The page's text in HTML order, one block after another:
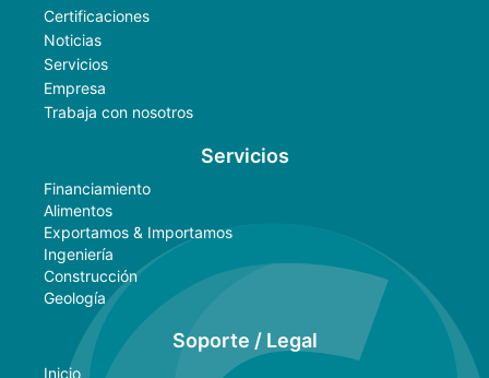
Certificaciones
Noticias
Servicios
Empresa
Trabaja con nosotros
Servicios
Financiamiento
Alimentos
Exportamos & Importamos
Ingeniería
Construcción
Geología
Soporte / Legal
Inicio